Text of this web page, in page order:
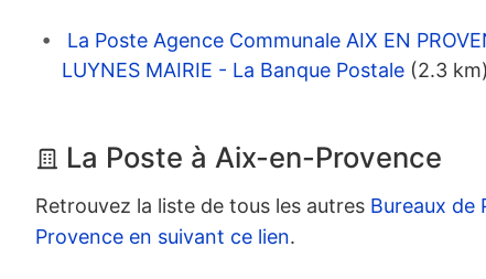
La Poste Agence Communale AIX EN
LUYNES MAIRIE - La Banque Postale (2.3 km)
La Poste à Aix-en-Provence
Retrouvez la liste de tous les autres Bureaux de
Provence en suivant ce lien.